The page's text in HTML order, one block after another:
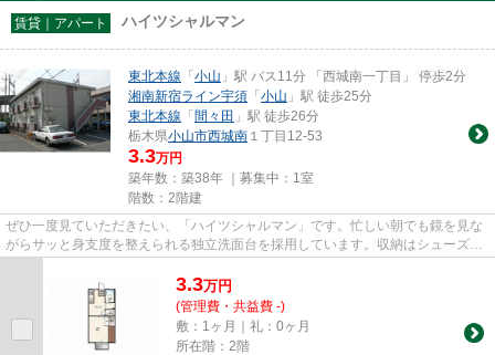
賃貸｜アパート ハイツシャルマン
東北本線 「小山 」駅 バス11分 「西城南一丁目」 停歩2分
湘南新宿ライン宇須 「小山 」駅 徒歩25分
東北本線 「間々田 」駅 徒歩26分
栃木県小山市西城南 １丁目12-53
3.3万円
築年数：築38年 ｜募集中： 1室
階数：2階建
ぜひ一度見ていただきたい、「ハイツシャルマン」です。忙しい朝でも鏡を見な
がらサッと身支度を整えられる独立洗面台を採用しています。収納はシューズボ
ックス・押入など豊富なので...
3.3万円
(管理費・共益費 -)
敷：1ヶ月｜礼：0ヶ月
所在階：2階